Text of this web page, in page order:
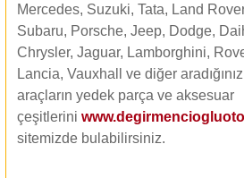
Mercedes, Suzuki, Tata, Land
Subaru, Porsche, Jeep, Dodge,
Chrysler, Jaguar, Lamborghini,
Lancia, Vauxhall ve diğer
araçların yedek parça ve aksesuar
çeşitlerini
sitemizde bulabilirsiniz.